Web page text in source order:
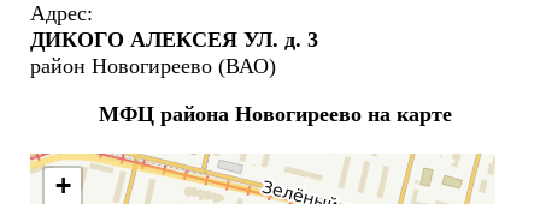
Адрес:
ДИКОГО АЛЕКСЕЯ УЛ. д. 3
район Новогиреево (ВАО)
МФЦ района Новогиреево на карте
+